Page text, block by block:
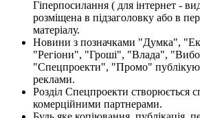
Гіперпосилання ( для інтернет -
розміщена в підзаголовку або в
матеріалу.
Новини з позначками "Думка",
"Регіони", "Гроші", "Влада",
"Спецпроекти", "Промо"
реклами.
Розділ Спецпроекти створюється
комерційними партнерами.